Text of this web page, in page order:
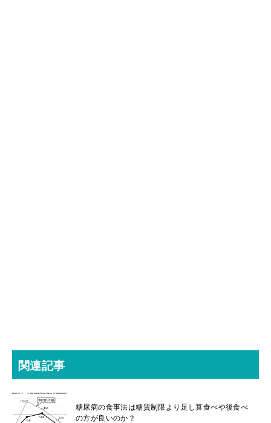
関連記事
糖尿病の食事法は糖質制限より足し算食べや後食べ
の方が良いのか？